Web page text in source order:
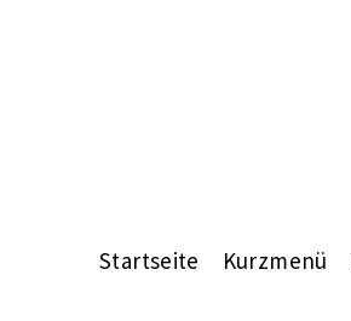
Startseite Kurzmenü